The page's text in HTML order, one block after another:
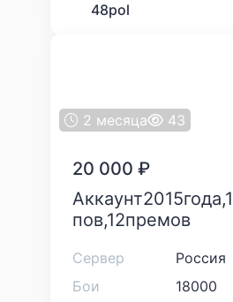
48pol
2 месяца 43
20 000 ₽
Аккаунт2015года,18то
пов,12премов
Сервер
Россия
Бои
18000